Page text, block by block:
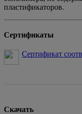
пластификаторов.
Сертификаты
Сертификат
Скачать